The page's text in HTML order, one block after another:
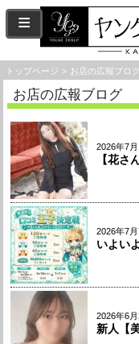
トップページ お店の広報ブロ
お店の広報ブログ
2026年7月
【花さ
2026年7月
いよい
2026年6月
新人【